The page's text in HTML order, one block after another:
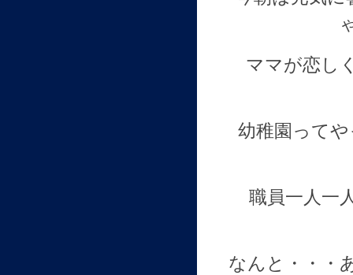
ママが恋し
幼稚園って
職員一人一
なんと・・・